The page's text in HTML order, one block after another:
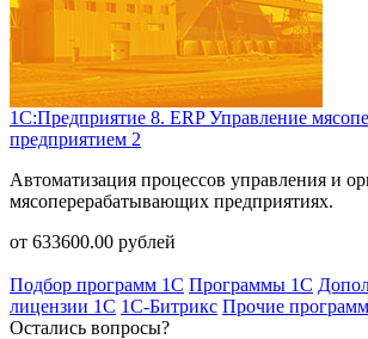
1С:Предприятие 8. ERP Управление
предприятием 2
Автоматизация процессов управления и
мясоперерабатывающих предприятиях.
от 633600.00 рублей
Подбор программ 1С Программы 1С
лицензии 1С 1С-Битрикс Прочие
Остались вопросы?